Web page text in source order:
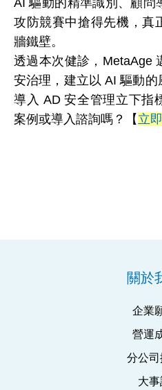
攻防競賽中搶得先機，真
牆鐵壁。
透過本次健診，MetaAge
安治理，建立以 AI 驅動
導入 AD 安全管理立下指
案例或導入諮詢嗎？【 立
關於
企業
營運
分公
大